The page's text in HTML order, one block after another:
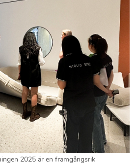
2025 är en framgångsrik